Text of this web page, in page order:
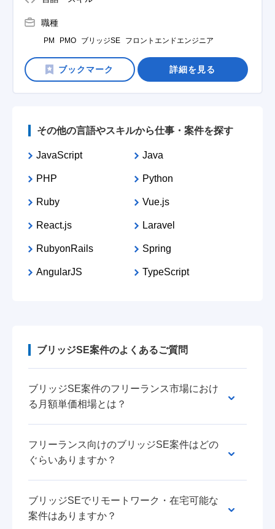
職種
PM PMO ブリッジSE フロントエンドエンジニア
詳細を見る
その他の言語やスキルから仕事・案件を探す
JavaScript Java
PHP Python
Ruby Vue.js
React.js Laravel
RubyonRails Spring
AngularJS TypeScript
ブリッジSE案件のよくあるご質問
ブリッジSE案件のフリーランス市場におけ
る月額単価相場とは？
フリーランス向けのブリッジSE案件はどの
ぐらいありますか？
ブリッジSEでリモートワーク・在宅可能な
案件はありますか？